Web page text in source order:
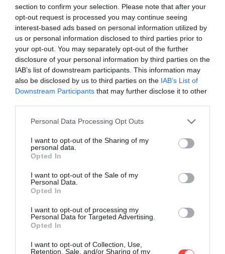
section to confirm your selection. Please note that after your
opt-out request is processed you may continue seeing
interest-based ads based on personal information utilized by
us or personal information disclosed to third parties prior to
your opt-out. You may separately opt-out of the further
disclosure of your personal information by third parties on the
IAB’s list of downstream participants. This information may
also be disclosed by us to third parties on the IAB’s List of
Downstream Participants that may further disclose it to other
Please note that this website/app uses one or more Google
not limited to your visit or usage behaviour. You may click to
grant or deny consent to Google and its third-party tags to
use your data for below specified purposes in below Google
consent section.
Personal Data Processing Opt Outs
I want to opt-out of the Sharing of my
personal data.
Opted In
I want to opt-out of the Sale of my
Personal Data.
Opted In
I want to opt-out of processing my
Personal Data for Targeted Advertising.
Opted In
I want to opt-out of Collection, Use,
Retention, Sale, and/or Sharing of my
A kulináris élmények igazi rajongóinak!Európa
8 legjobb gasztropiaca, ahol felejthetetlen
helyi ételek várnak
IZLAND